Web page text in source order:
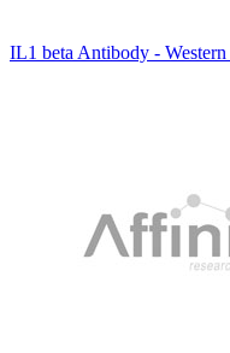
IL1 beta Antibody -